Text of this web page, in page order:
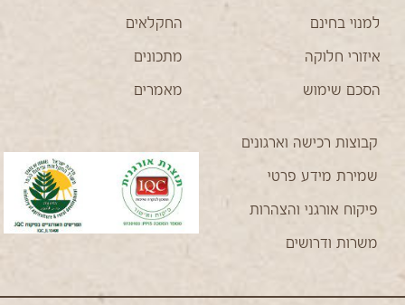
למנוי בחינם
איזורי חלוקה
הסכם שימוש
החקלאים
מתכונים
מאמרים
קבוצות רכישה וארגונים
שמירת מידע פרטי
פיקוח אורגני והצהרות
משרות ודרושים